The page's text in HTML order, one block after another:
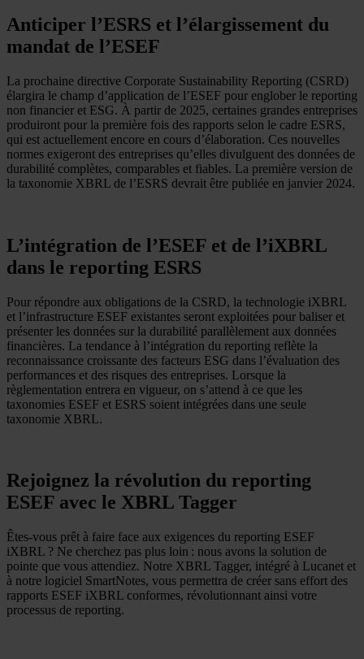
Anticiper l’ESRS et l’élargissement du
mandat de l’ESEF
La prochaine directive Corporate Sustainability Reporting (CSRD)
élargira le champ d’application de l’ESEF pour englober le reporting
non financier et ESG. À partir de 2025, certaines grandes entreprises
produiront pour la première fois des rapports selon le cadre ESRS,
qui est actuellement encore en cours d’élaboration. Ces nouvelles
normes exigeront des entreprises qu’elles divulguent des données de
durabilité complètes, comparables et fiables. La première version de
la taxonomie XBRL de l’ESRS devrait être publiée en janvier 2024.
L’intégration de l’ESEF et de l’iXBRL
dans le reporting ESRS
Pour répondre aux obligations de la CSRD, la technologie iXBRL
et l’infrastructure ESEF existantes seront exploitées pour baliser et
présenter les données sur la durabilité parallèlement aux données
financières. La tendance à l’intégration du reporting reflète la
reconnaissance croissante des facteurs ESG dans l’évaluation des
performances et des risques des entreprises. Lorsque la
règlementation entrera en vigueur, on s’attend à ce que les
taxonomies ESEF et ESRS soient intégrées dans une seule
taxonomie XBRL.
Rejoignez la révolution du reporting
ESEF avec le XBRL Tagger
Êtes-vous prêt à faire face aux exigences du reporting ESEF
iXBRL ? Ne cherchez pas plus loin : nous avons la solution de
pointe que vous attendiez. Notre XBRL Tagger, intégré à Lucanet et
à notre logiciel SmartNotes, vous permettra de créer sans effort des
rapports ESEF iXBRL conformes, révolutionnant ainsi votre
processus de reporting.